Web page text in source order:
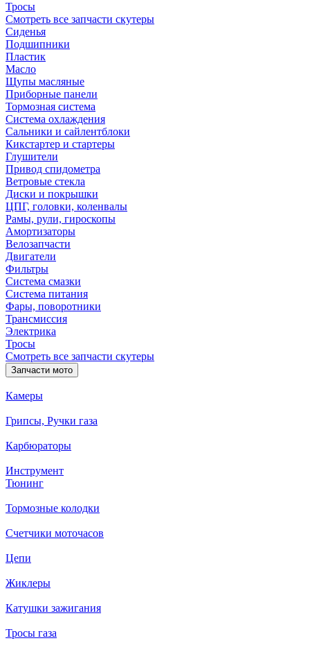
Тросы
Смотреть все запчасти скутеры
Сиденья
Подшипники
Пластик
Масло
Щупы масляные
Приборные панели
Тормозная система
Система охлаждения
Сальники и сайлентблоки
Кикстартер и стартеры
Глушители
Привод спидометра
Ветровые стекла
Диски и покрышки
ЦПГ, головки, коленвалы
Рамы, рули, гироскопы
Амортизаторы
Велозапчасти
Двигатели
Фильтры
Система смазки
Система питания
Фары, поворотники
Трансмиссия
Электрика
Тросы
Смотреть все запчасти скутеры
Запчасти мото
Камеры
Грипсы, Ручки газа
Карбюраторы
Инструмент
Тюнинг
Тормозные колодки
Счетчики моточасов
Цепи
Жиклеры
Катушки зажигания
Тросы газа